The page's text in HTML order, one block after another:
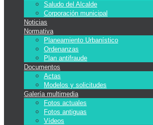
contenido
Saludo del Alcalde
Corporación municipal
Noticias
Normativa
Planeamiento Urbanístico
Ordenanzas
Plan antifraude
Documentos
Actas
Modelos y solicitudes
Galería multimedia
Fotos actuales
Fotos antiguas
Vídeos